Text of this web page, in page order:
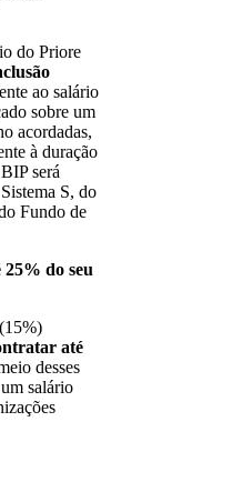
do Priore
ao salário
sobre um
acordadas,
à duração
será
S, do
Fundo de
do seu
até
desses
salário